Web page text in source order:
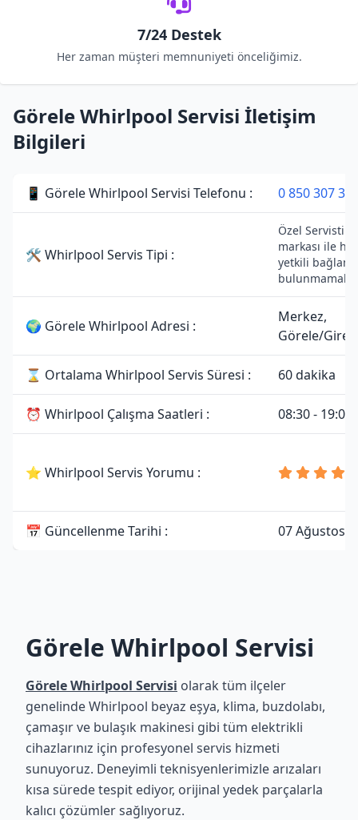
7/24 Destek
Her zaman müşteri memnuniyeti önceliğimiz.
Görele Whirlpool Servisi İletişim
Bilgileri
📱 Görele Whirlpool Servisi Telefonu : 0 850 307 34
🛠 Whirlpool Servis Tipi :
Özel Servistir.
markası ile
yetkili
🌍 Görele Whirlpool Adresi :
Merkez,
Görele/
⌛ Ortalama Whirlpool Servis Süresi : 60 dakika
⏰ Whirlpool Çalışma Saatleri : 08:30 - 19:00
⭐ Whirlpool Servis Yorumu :
📅 Güncellenme Tarihi : 07 Ağustos
Görele Whirlpool Servisi
Görele Whirlpool Servisi olarak tüm ilçeler
genelinde Whirlpool beyaz eşya, klima, buzdolabı,
çamaşır ve bulaşık makinesi gibi tüm elektrikli
cihazlarınız için profesyonel servis hizmeti
sunuyoruz. Deneyimli teknisyenlerimizle arızaları
kısa sürede tespit ediyor, orijinal yedek parçalarla
kalıcı çözümler sağlıyoruz.